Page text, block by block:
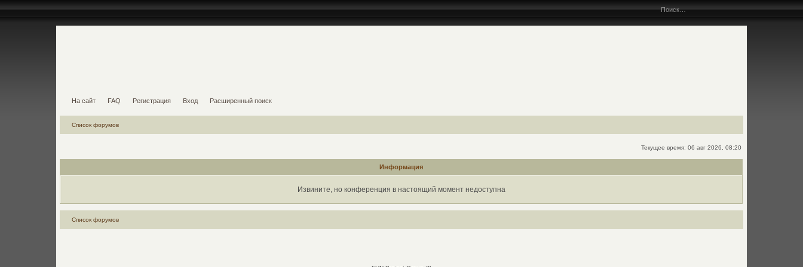
На сайт FAQ Регистрация Вход Расширенный поиск
Список форумов
Текущее время: 06 авг 2026, 08:20
Информация
Извините, но конференция в настоящий момент недоступна
Список форумов